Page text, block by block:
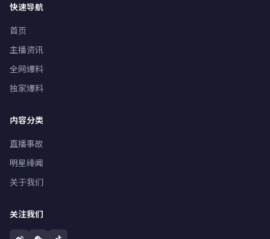
快速导航
首页
主播资讯
全网爆料
独家爆料
内容分类
直播事故
明星绯闻
关于我们
关注我们